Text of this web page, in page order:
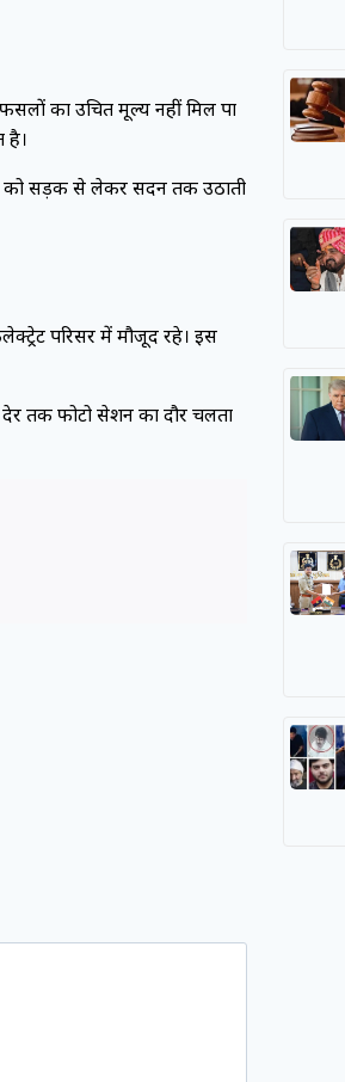
फसलों का उचित मूल्य नहीं मिल पा
है।
को सड़क से लेकर सदन तक उठाती
परिसर में मौजूद रहे। इस
देर तक फोटो सेशन का दौर चलता